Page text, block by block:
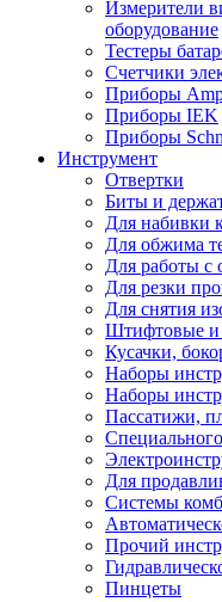
Измерители
оборудование
Тестеры
Счетчики
Приборы
Приборы IEK
Приборы
Инструмент
Отвертки
Биты и
Для набивки
Для обжима
Для работы с
Для резки
Для снятия
Штифтовые и
Кусачки,
Наборы
Наборы
Пассатижи,
Для
Системы
Прочий
Пинцеты